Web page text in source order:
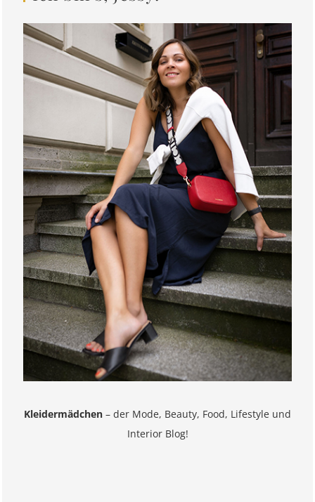
Kleidermädchen – der Mode, Beauty, Food, Lifestyle und
Interior Blog!